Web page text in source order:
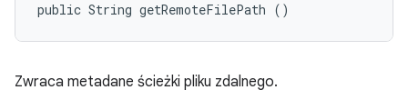
public String getRemoteFilePath ()
Zwraca metadane ścieżki pliku zdalnego.